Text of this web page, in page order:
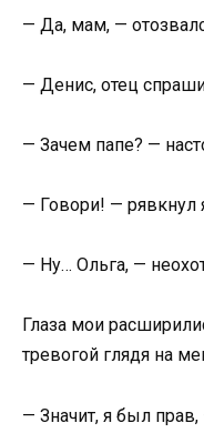
— Да, мам, —
— Денис, отец
— Зачем папе? —
— Говори! — рявкнул
— Ну… Ольга, —
Глаза мои
тревогой глядя на
— Значит, я был